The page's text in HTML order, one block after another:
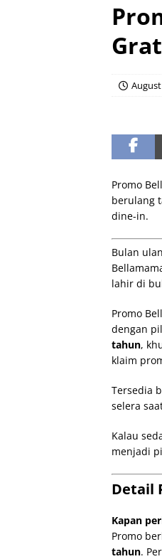
Promo
berulang
dine-in.
Bulan
lahir di
Promo
dengan
tahun,
klaim
Tersedia
selera
Kalau
menjadi
Detail
Kapan
Promo
tahun.